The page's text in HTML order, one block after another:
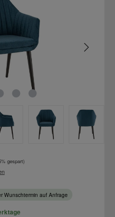
gespart)
Wunschtermin auf Anfrage